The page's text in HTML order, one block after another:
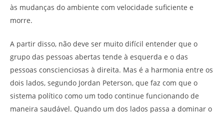
às mudanças do ambiente com velocidade suficiente e
morre.
A partir disso, não deve ser muito difícil entender que o
grupo das pessoas abertas tende à esquerda e o das
pessoas conscienciosas à direita. Mas é a harmonia entre os
dois lados, segundo Jordan Peterson, que faz com que o
sistema político como um todo continue funcionando de
maneira saudável. Quando um dos lados passa a dominar o